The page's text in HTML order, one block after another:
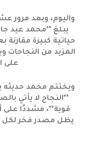
واليوم، وبعد مرور
حياتية كبيرة مقارنة
المزيد من
على
ويختتم محمد حديثه
**النجاح لا يأتي
قوية**، مشددًا
يظل مصدر فخر لكل